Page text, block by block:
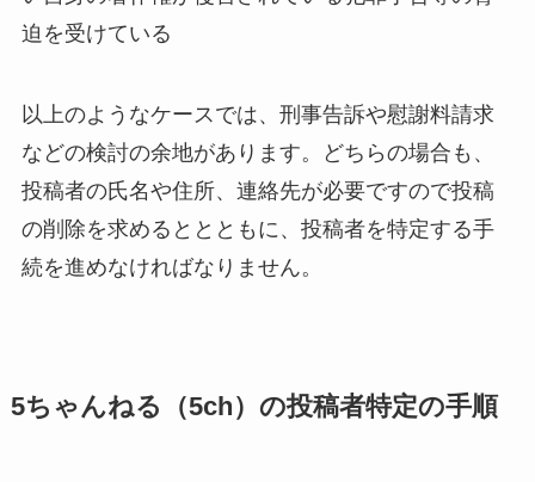
迫を受けている
以上のようなケースでは、刑事告訴や慰謝料請求
などの検討の余地があります。どちらの場合も、
投稿者の氏名や住所、連絡先が必要ですので投稿
の削除を求めるととともに、投稿者を特定する手
続を進めなければなりません。
5ちゃんねる（5ch）の投稿者特定の手順